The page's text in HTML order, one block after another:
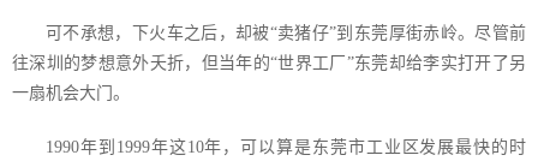
可不承想，下火车之后，却被“卖猪仔”到东莞厚街赤岭。尽管前
往深圳的梦想意外夭折，但当年的“世界工厂”东莞却给李实打开了另
一扇机会大门。
1990年到 1999年这10年，可以算是东莞市工业区发展最快的时